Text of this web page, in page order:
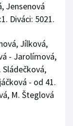
Jensenová
Diváci: 5021.
Jílková,
- Jarolímová,
Sládečková,
- od 41.
M. Šteglová